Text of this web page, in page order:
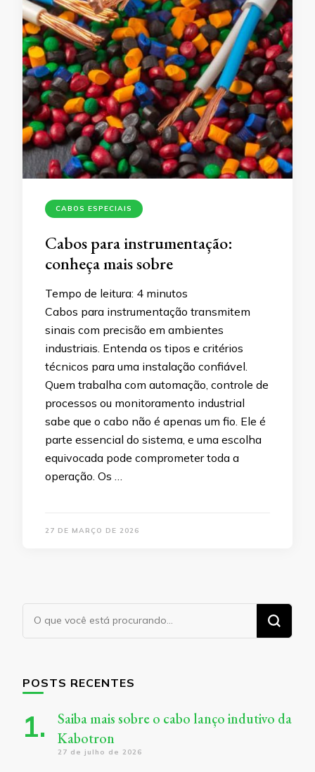
CABOS ESPECIAIS
Cabos para instrumentação:
conheça mais sobre
Tempo de leitura: 4 minutos
Cabos para instrumentação transmitem
sinais com precisão em ambientes
industriais. Entenda os tipos e critérios
técnicos para uma instalação confiável.
Quem trabalha com automação, controle de
processos ou monitoramento industrial
sabe que o cabo não é apenas um fio. Ele é
parte essencial do sistema, e uma escolha
equivocada pode comprometer toda a
operação. Os …
27 DE MARÇO DE 2026
Procurando
algo?
POSTS RECENTES
Saiba mais sobre o cabo lanço indutivo da
Kabotron
27 de julho de 2026